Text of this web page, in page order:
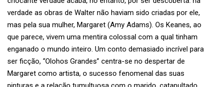
verdade as obras de Walter não haviam sido criadas por ele,
mas pela sua mulher, Margaret (Amy Adams). Os Keanes, ao
que parece, vivem uma mentira colossal com a qual tinham
enganado o mundo inteiro. Um conto demasiado incrível para
ser ficção, “Olohos Grandes” centra-se no despertar de
Margaret como artista, o sucesso fenomenal das suas